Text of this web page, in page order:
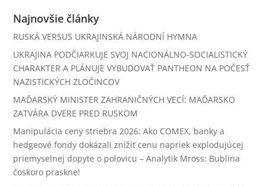
Najnovšie články
RUSKÁ VERSUS UKRAJINSKÁ NÁRODNÍ HYMNA
UKRAJINA PODČIARKUJE SVOJ NACIONÁLNO-SOCIALISTICKÝ
CHARAKTER A PLÁNUJE VYBUDOVAŤ PANTHEON NA POČESŤ
NAZISTICKÝCH ZLOČINCOV
MAĎARSKÝ MINISTER ZAHRANIČNÝCH VECÍ: MAĎARSKO
ZATVÁRA DVERE PRED RUSKOM
Manipulácia ceny striebra 2026: Ako COMEX, banky a
hedgeové fondy dokázali znížiť cenu napriek explodujúcej
priemyselnej dopyte o polovicu – Analytik Mross: Bublina
čoskoro praskne!